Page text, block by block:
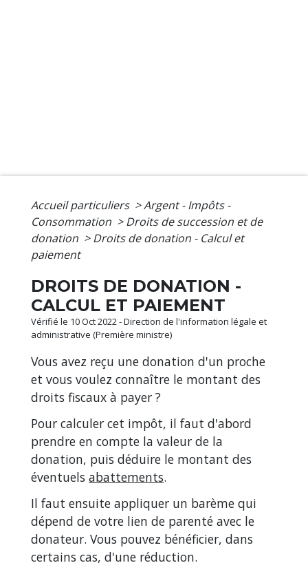
Accueil particuliers >Argent - Impôts -
Consommation > Droits de succession et de
donation > Droits de donation - Calcul et
paiement
DROITS DE DONATION -
CALCUL ET PAIEMENT
Vérifié le 10 Oct 2022 - Direction de l'information légale et
administrative (Première ministre)
Vous avez reçu une donation d'un proche
et vous voulez connaître le montant des
droits fiscaux à payer ?
Pour calculer cet impôt, il faut d'abord
prendre en compte la valeur de la
donation, puis déduire le montant des
éventuels abattements.
Il faut ensuite appliquer un barème qui
dépend de votre lien de parenté avec le
donateur. Vous pouvez bénéficier, dans
certains cas, d'une réduction.